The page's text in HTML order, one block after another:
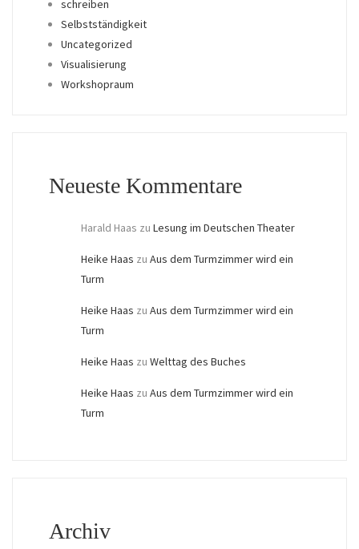
schreiben
Selbstständigkeit
Uncategorized
Visualisierung
Workshopraum
Neueste Kommentare
Harald Haas zu Lesung im Deutschen Theater
Heike Haas zu Aus dem Turmzimmer wird ein
Turm
Heike Haas zu Aus dem Turmzimmer wird ein
Turm
Heike Haas zu Welttag des Buches
Heike Haas zu Aus dem Turmzimmer wird ein
Turm
Archiv